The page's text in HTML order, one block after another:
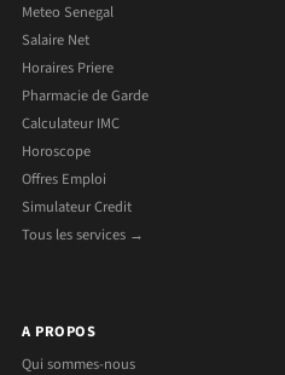
Meteo Senegal
Salaire Net
Horaires Priere
Pharmacie de Garde
Calculateur IMC
Horoscope
Offres Emploi
Simulateur Credit
Tous les services →
A PROPOS
Qui sommes-nous